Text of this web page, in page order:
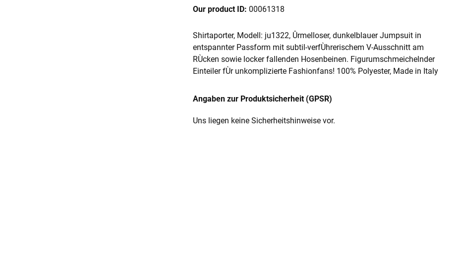
Our product ID: 00061318
Shirtaporter, Modell: ju1322, Ûrmelloser, dunkelblauer Jumpsuit in
entspannter Passform mit subtil-verfÙhrerischem V-Ausschnitt am
RÙcken sowie locker fallenden Hosenbeinen. Figurumschmeichelnder
Einteiler fÙr unkomplizierte Fashionfans! 100% Polyester, Made in Italy
Angaben zur Produktsicherheit (GPSR)
Uns liegen keine Sicherheitshinweise vor.